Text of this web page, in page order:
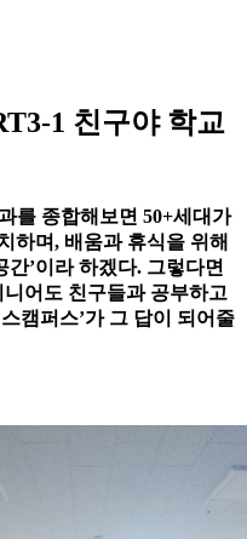
1 친구야 학교
를 종합해보면 50+세대가
하며, 배움과 휴식을 위해
’이라 하겠다. 그렇다면
어도 친구들과 공부하고
캠퍼스’가 그 답이 되어줄